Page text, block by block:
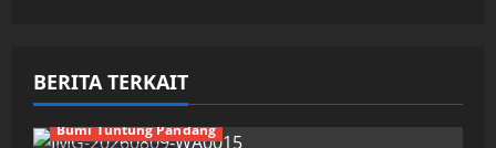
BERITA TERKAIT
Bumi Tuntung Pandang